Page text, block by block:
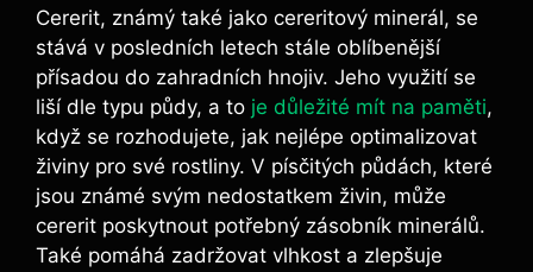
Cererit, známý také​ jako ⁣cereritový minerál, se
stává v posledních ⁤letech stále oblíbenější
přísadou do zahradních hnojiv. Jeho využití se
liší dle typu ⁢půdy, a to je důležité mít na paměti,
když se rozhodujete, jak nejlépe optimalizovat
živiny pro své rostliny. V písčitých​ půdách, které
jsou známé svým nedostatkem živin, může
cererit poskytnout ​potřebný zásobník minerálů.
Také pomáhá zadržovat vlhkost a zlepšuje